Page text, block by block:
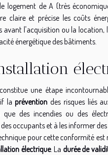
logement de A (très
claire et précise les coûts
l'acquisition ou la location,
énergétique des bâtiments.
une étape
laprévention des risques liés
que des incendies ou des
occupants et à les informer
pour cette conformité
électrique. La durée de